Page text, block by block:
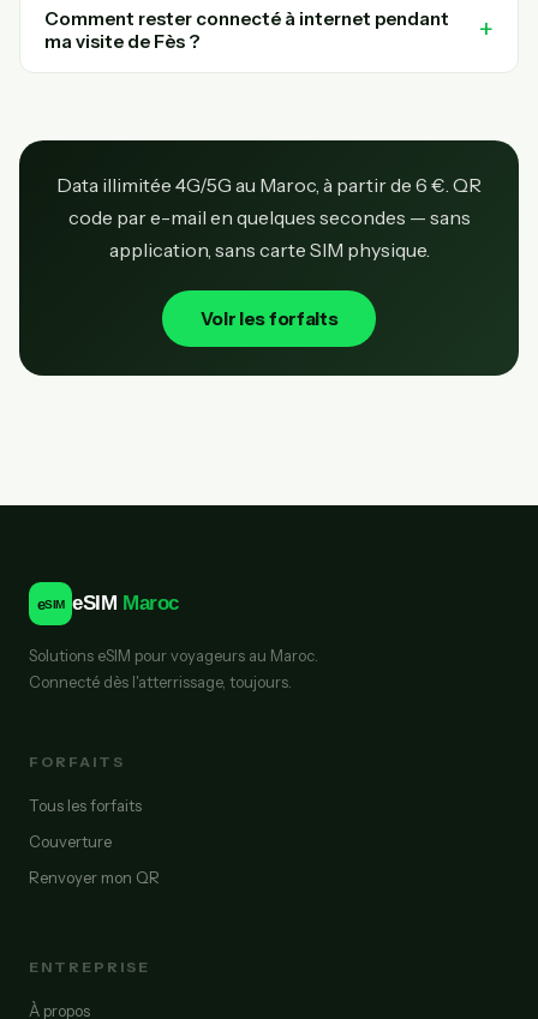
Comment rester connecté à internet pendant
ma visite de Fès ?
Data illimitée 4G/5G au Maroc, à partir de 6 €. QR
code par e-mail en quelques secondes — sans
application, sans carte SIM physique.
Voir les forfaits
eSIM eSIM Maroc
Solutions eSIM pour voyageurs au Maroc.
Connecté dès l'atterrissage, toujours.
FORFAITS
Tous les forfaits
Couverture
Renvoyer mon QR
ENTREPRISE
À propos